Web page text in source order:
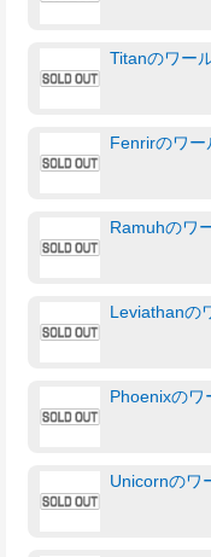
Titanのワー
Fenrirのワー
Ramuhのワ
Leviathanの
Phoenixのワ
Unicornのワ